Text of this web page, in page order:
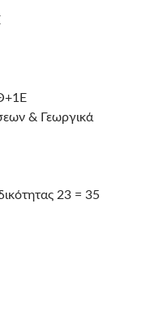
& Γεωργικά
23 = 35